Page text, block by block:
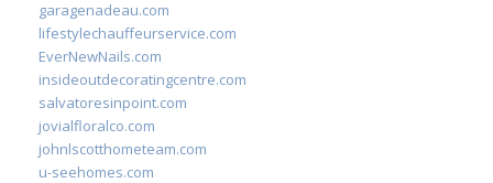
garagenadeau.com
lifestylechauffeurservice.com
EverNewNails.com
insideoutdecoratingcentre.com
salvatoresinpoint.com
jovialfloralco.com
johnlscotthometeam.com
u-seehomes.com